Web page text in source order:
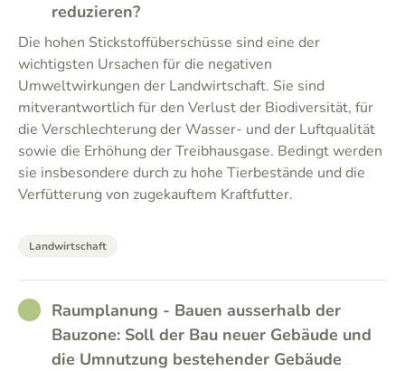
reduzieren?
Die hohen Stickstoffüberschüsse sind eine der
wichtigsten Ursachen für die negativen
Umweltwirkungen der Landwirtschaft. Sie sind
mitverantwortlich für den Verlust der Biodiversität, für
die Verschlechterung der Wasser- und der Luftqualität
sowie die Erhöhung der Treibhausgase. Bedingt werden
sie insbesondere durch zu hohe Tierbestände und die
Verfütterung von zugekauftem Kraftfutter.
Landwirtschaft
RATHER_GOOD
Raumplanung - Bauen ausserhalb der
Bauzone: Soll der Bau neuer Gebäude und
die Umnutzung bestehender Gebäude